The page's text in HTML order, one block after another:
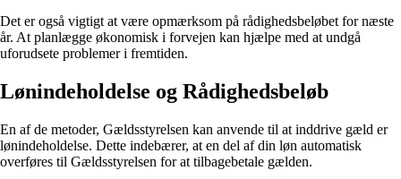
Det er også vigtigt at være opmærksom på rådighedsbeløbet for næste
år. At planlægge økonomisk i forvejen kan hjælpe med at undgå
uforudsete problemer i fremtiden.
Lønindeholdelse og Rådighedsbeløb
En af de metoder, Gældsstyrelsen kan anvende til at inddrive gæld er
lønindeholdelse. Dette indebærer, at en del af din løn automatisk
overføres til Gældsstyrelsen for at tilbagebetale gælden.